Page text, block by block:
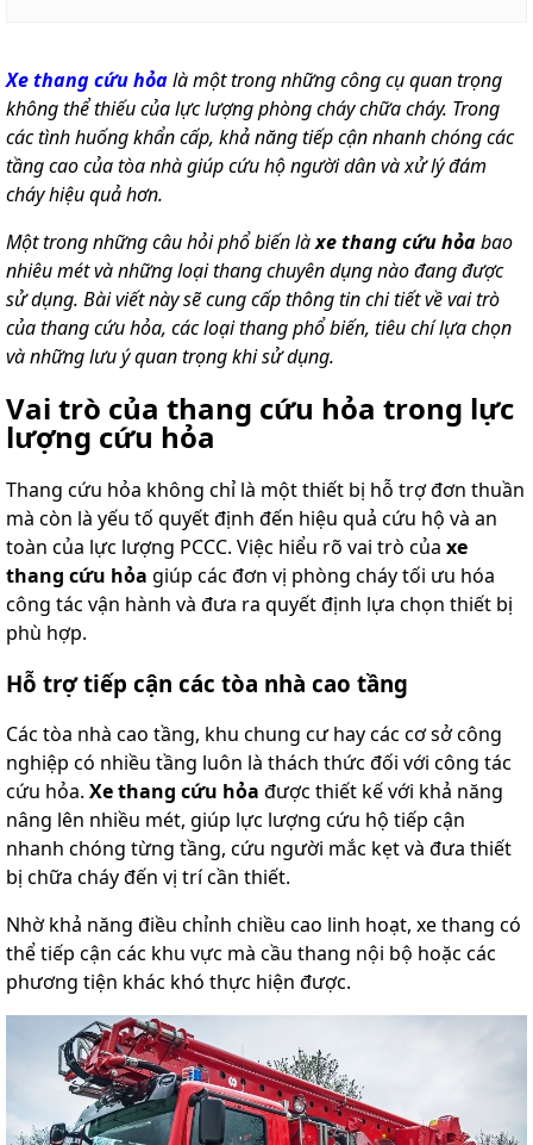
Xe thang cứu hỏalà một trong những công cụ quan trọng
không thể thiếu của lực lượng phòng cháy chữa cháy. Trong
các tình huống khẩn cấp, khả năng tiếp cận nhanh chóng các
tầng cao của tòa nhà giúp cứu hộ người dân và xử lý đám
cháy hiệu quả hơn.
Một trong những câu hỏi phổ biến làxe thang cứu hỏabao
nhiêu mét và những loại thang chuyên dụng nào đang được
sử dụng. Bài viết này sẽ cung cấp thông tin chi tiết về vai trò
của thang cứu hỏa, các loại thang phổ biến, tiêu chí lựa chọn
và những lưu ý quan trọng khi sử dụng.
Vai trò của thang cứu hỏa trong lực
lượng cứu hỏa
Thang cứu hỏa không chỉ là một thiết bị hỗ trợ đơn thuần
mà còn là yếu tố quyết định đến hiệu quả cứu hộ và an
toàn của lực lượng PCCC. Việc hiểu rõ vai trò của xe
thang cứu hỏa giúp các đơn vị phòng cháy tối ưu hóa
công tác vận hành và đưa ra quyết định lựa chọn thiết bị
phù hợp.
Hỗ trợ tiếp cận các tòa nhà cao tầng
Các tòa nhà cao tầng, khu chung cư hay các cơ sở công
nghiệp có nhiều tầng luôn là thách thức đối với công tác
cứu hỏa. Xe thang cứu hỏa được thiết kế với khả năng
nâng lên nhiều mét, giúp lực lượng cứu hộ tiếp cận
nhanh chóng từng tầng, cứu người mắc kẹt và đưa thiết
bị chữa cháy đến vị trí cần thiết.
Nhờ khả năng điều chỉnh chiều cao linh hoạt, xe thang có
thể tiếp cận các khu vực mà cầu thang nội bộ hoặc các
phương tiện khác khó thực hiện được.